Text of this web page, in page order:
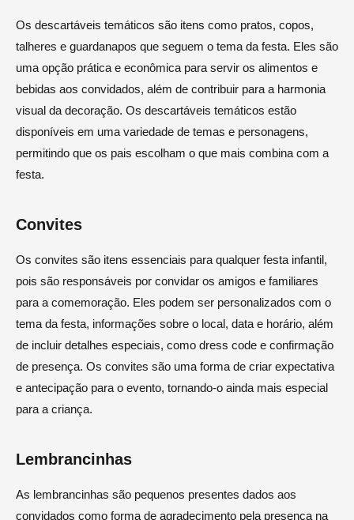
Os descartáveis temáticos são itens como pratos, copos,
talheres e guardanapos que seguem o tema da festa. Eles são
uma opção prática e econômica para servir os alimentos e
bebidas aos convidados, além de contribuir para a harmonia
visual da decoração. Os descartáveis temáticos estão
disponíveis em uma variedade de temas e personagens,
permitindo que os pais escolham o que mais combina com a
festa.
Convites
Os convites são itens essenciais para qualquer festa infantil,
pois são responsáveis por convidar os amigos e familiares
para a comemoração. Eles podem ser personalizados com o
tema da festa, informações sobre o local, data e horário, além
de incluir detalhes especiais, como dress code e confirmação
de presença. Os convites são uma forma de criar expectativa
e antecipação para o evento, tornando-o ainda mais especial
para a criança.
Lembrancinhas
As lembrancinhas são pequenos presentes dados aos
convidados como forma de agradecimento pela presença na